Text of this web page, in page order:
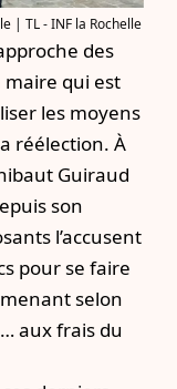
| TL - INF la Rochelle
des
maire qui est
les moyens
réélection. À
Guiraud
son
l’accusent
pour se faire
selon
aux frais du